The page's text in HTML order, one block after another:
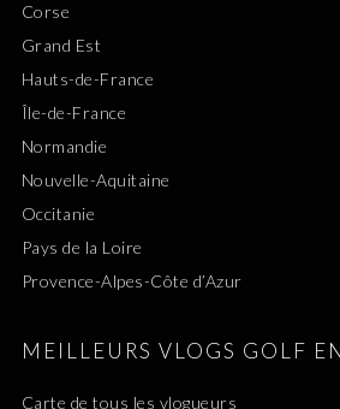
Corse
Grand Est
Hauts-de-France
Île-de-France
Normandie
Nouvelle-Aquitaine
Occitanie
Pays de la Loire
Provence-Alpes-Côte d’Azur
MEILLEURS VLOGS GOLF
Carte de tous les vlogueurs